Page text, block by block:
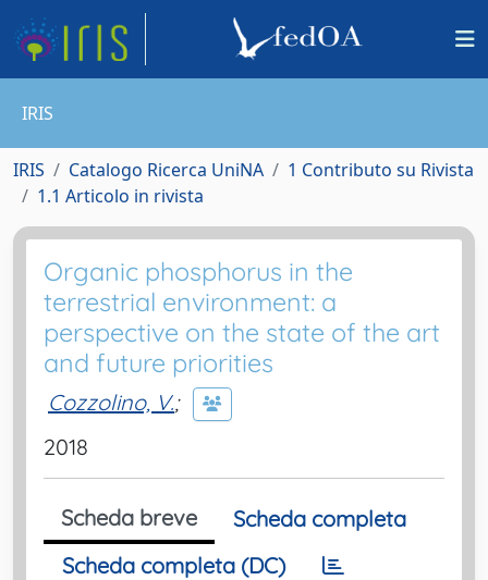
IRIS
IRIS Catalogo Ricerca UniNA
1 Contributo su Rivista
1.1 Articolo in rivista
Organic phosphorus in the
terrestrial environment: a
perspective on the state of the art
and future priorities
Cozzolino, V.;
2018
Scheda breve
Scheda completa
Scheda completa (DC)